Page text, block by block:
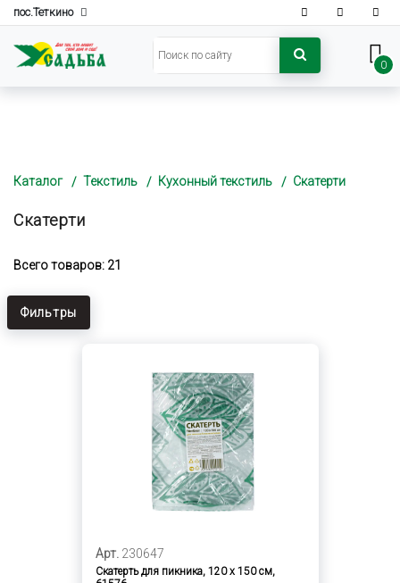
пос.Теткино
0
Каталог Текстиль Кухонный текстиль Скатерти
Скатерти
Всего товаров: 21
Фильтры
Арт. 230647
Скатерть для пикника, 120 x 150 см,